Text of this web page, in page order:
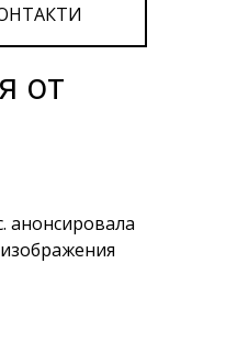
от
анонсировала